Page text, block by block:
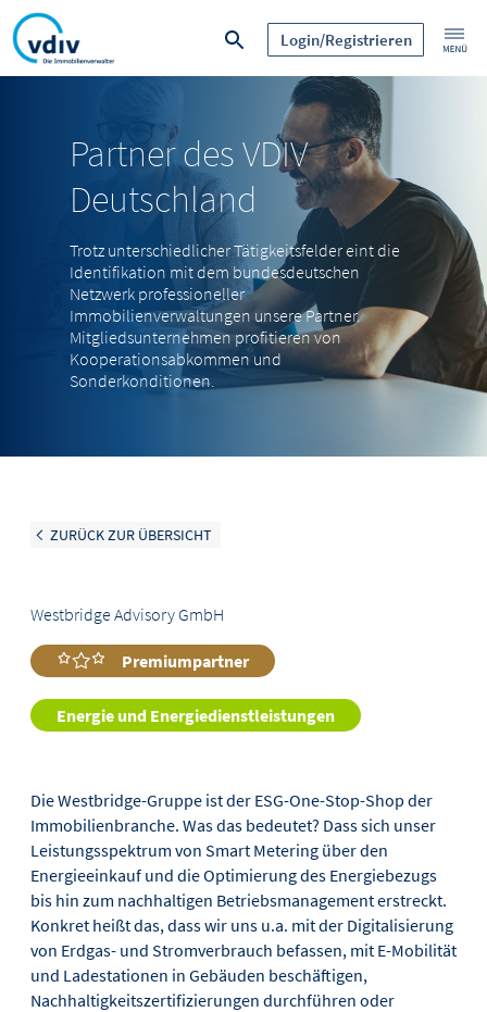
Login/Registrieren
Partner des VDIV
Deutschland
Trotz unterschiedlicher Tätigkeitsfelder eint die
Identifikation mit dem bundesdeutschen
Netzwerk professioneller
Immobilienverwaltungen unsere Partner.
Mitgliedsunternehmen profitieren von
Kooperationsabkommen und
Sonderkonditionen.
ZURÜCK ZUR ÜBERSICHT
Westbridge Advisory GmbH
Premiumpartner
Energie und Energiedienstleistungen
Die Westbridge-Gruppe ist der ESG-One-Stop-Shop der
Immobilienbranche. Was das bedeutet? Dass sich unser
Leistungsspektrum von Smart Metering über den
Energieeinkauf und die Optimierung des Energiebezugs
bis hin zum nachhaltigen Betriebsmanagement erstreckt.
Konkret heißt das, dass wir uns u.a. mit der Digitalisierung
von Erdgas- und Stromverbrauch befassen, mit E-Mobilität
und Ladestationen in Gebäuden beschäftigen,
Nachhaltigkeitszertifizierungen durchführen oder